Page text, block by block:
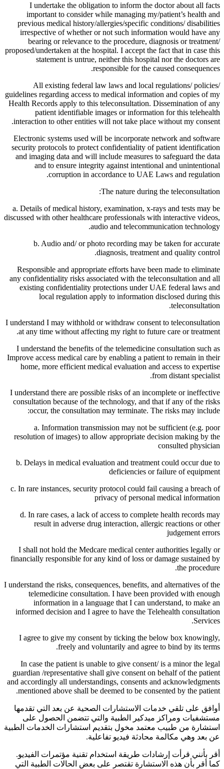
I undertake the obligation to inform the doctor about all facts
important to consider while managing my/patient’s health and
previous medical history/allergies/specific conditions/ disabilities
irrespective of whether or not such information would have any
bearing or relevance to the procedure, diagnosis or treatment/
proposed/undertaken at the hospital. I accept the fact that in case this
statement is untrue, neither this hospital nor the doctors are
responsible for the caused consequences.
All existing federal law laws and local regulations/ policies/
guidelines regarding access to medical information and copies of my
Health Records apply to this teleconsultation. Dissemination of any
patient identifiable images or information for this telehealth
interaction to other entities will not take place without my consent.
Electronic systems used will be incorporate network and software
security protocols to protect confidentiality of patient identification
and imaging data and will include measures to safeguard the data
and to ensure integrity against intentional and unintentional
corruption in accordance to UAE Laws and regulation.
The nature during the teleconsultation:
a. Details of medical history, examination, x-rays and tests may be
discussed with other healthcare professionals with interactive videos,
audio and telecommunication technology.
b. Audio and/ or photo recording may be taken for accurate
diagnosis, treatment and quality control.
Responsible and appropriate efforts have been made to eliminate
any confidentiality risks associated with the teleconsultation and all
existing confidentiality protections under UAE federal laws and
local regulation apply to information disclosed during this
teleconsultation.
I understand I may withhold or withdraw consent to teleconsultation
at any time without affecting my right to future care or treatment.
I understand the benefits of the telemedicine consultation such as
Improve access medical care by enabling a patient to remain in their
home, more efficient medical evaluation and access to expertise
from distant specialist.
I understand there are possible risks of an incomplete or ineffective
consultation because of the technology, and that if any of the risks
occur, the consultation may terminate. The risks may include:
a. Information transmission may not be sufficient (e.g. poor
resolution of images) to allow appropriate decision making by the
consulted physician
b. Delays in medical evaluation and treatment could occur due to
deficiencies or failure of equipment
c. In rare instances, security protocol could fail causing a breach of
privacy of personal medical information
d. In rare cases, a lack of access to complete health records may
result in adverse drug interaction, allergic reactions or other
judgement errors
I shall not hold the Medcare medical center authorities legally or
financially responsible for any kind of loss or damage sustained by
the procedure.
I understand the risks, consequences, benefits, and alternatives of the
telemedicine consultation. I have been provided with enough
information in a language that I can understand, to make an
informed decision and I agree to have the Telehealth consultation
Services.
I agree to give my consent by ticking the below box knowingly,
freely and voluntarily and agree to bind by its terms.
In case the patient is unable to give consent/ is a minor the legal
guardian /representative shall give consent on behalf of the patient
and accordingly all understandings, consents and acknowledgments
mentioned above shall be deemed to be consented by the patient.
أوافق على تلقي خدمات الاستشارات الصحية عن بعد التي تقدمها
مستشفيات ومراكز ميدكير الطبية والتي تتضمن الحصول على
استشارة من طبيب معتمد مخول بتقديم استشارات الخدمات الطبية
عن بعد وهي مكالمة محادثة فيديو تفاعلية.
أقر بأنني قرأت إرشادات طريقة استخدام تقنية مؤتمرات الفيديو.
كما أقر بأن هذه الاستشارة تقتصر على بعض الحالات الطبية التي